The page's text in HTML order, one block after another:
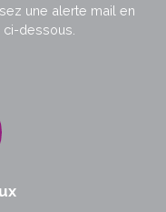
une alerte mail en
dessous.